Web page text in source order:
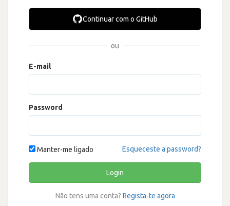
Continuar com o GitHub
ou
E-mail
Password
Manter-me ligado Esqueceste a password?
Login
Não tens uma conta? Regista-te agora